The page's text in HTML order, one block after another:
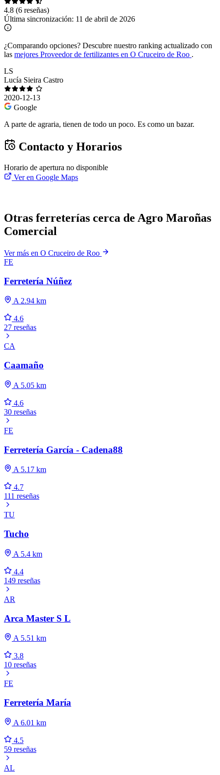
4.8 (6 reseñas)
Última sincronización: 11 de abril de 2026
¿Comparando opciones? Descubre nuestro ranking actualizado con
las mejores Proveedor de fertilizantes en O Cruceiro de Roo .
LS
Lucía Sieira Castro
2020-12-13
Google
A parte de agraria, tienen de todo un poco. Es como un bazar.
Contacto y Horarios
Horario de apertura no disponible
Ver en Google Maps
Otras ferreterías cerca de Agro Maroñas
Comercial
Ver más en O Cruceiro de Roo
FE
Ferretería Núñez
A 2.94 km
4.6
27 reseñas
CA
Caamaño
A 5.05 km
4.6
30 reseñas
FE
Ferretería García - Cadena88
A 5.17 km
4.7
111 reseñas
TU
Tucho
A 5.4 km
4.4
149 reseñas
AR
Arca Master S L
A 5.51 km
3.8
10 reseñas
FE
Ferretería María
A 6.01 km
4.5
59 reseñas
AL